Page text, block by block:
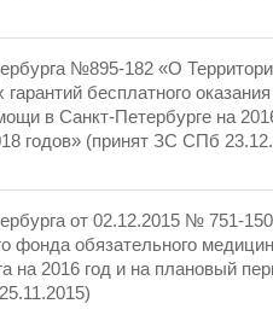
№895-182 «О
гарантий бесплатного
в Санкт-Петербурге на
годов» (принят ЗС СПб
от 02.12.2015 № 751-
фонда обязательного
на 2016 год и на плановый